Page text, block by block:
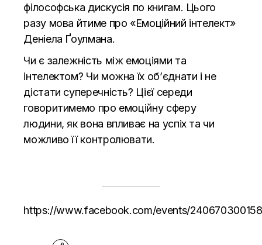
філософська дискусія по книгам. Цього
разу мова йтиме про «Емоційний інтелект»
Деніела Ґоулмана.
Чи є залежність між емоціями та
інтелектом? Чи можна їх об’єднати і не
дістати суперечність? Цієї середи
говоритимемо про емоційну сферу
людини, як вона впливає на успіх та чи
можливо її контролювати.
https://www.facebook.com/events/